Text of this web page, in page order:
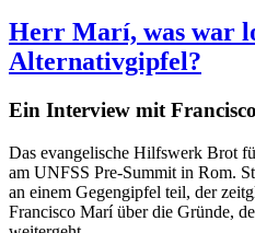
Herr Marí, was war
Alternativgipfel?
Ein Interview mit
Das evangelische Hilfswerk Brot
am UNFSS Pre-Summit in Rom.
an einem Gegengipfel teil, der
Francisco Marí über die Gründe,